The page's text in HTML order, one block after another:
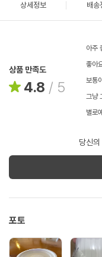
상세정보 배송
상품 만족도
4.8 / 5
아주
좋아
보통
그냥
별로
당신
포토